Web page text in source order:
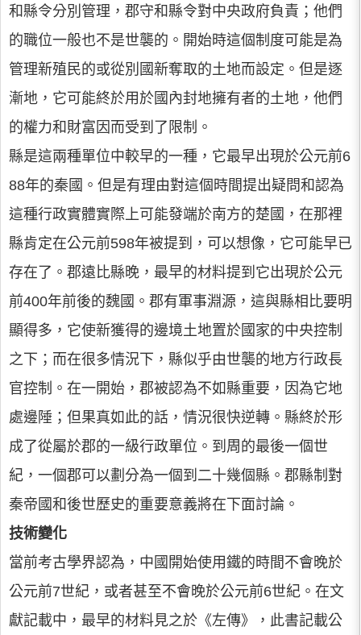
和縣令分別管理，郡守和縣令對中央政府負責；他們
的職位一般也不是世襲的。開始時這個制度可能是為
管理新殖民的或從別國新奪取的土地而設定。但是逐
漸地，它可能終於用於國內封地擁有者的土地，他們
的權力和財富因而受到了限制。
縣是這兩種單位中較早的一種，它最早出現於公元前6
88年的秦國。但是有理由對這個時間提出疑問和認為
這種行政實體實際上可能發端於南方的楚國，在那裡
縣肯定在公元前598年被提到，可以想像，它可能早已
存在了。郡遠比縣晚，最早的材料提到它出現於公元
前400年前後的魏國。郡有軍事淵源，這與縣相比要明
顯得多，它使新獲得的邊境土地置於國家的中央控制
之下；而在很多情況下，縣似乎由世襲的地方行政長
官控制。在一開始，郡被認為不如縣重要，因為它地
處邊陲；但果真如此的話，情況很快逆轉。縣終於形
成了從屬於郡的一級行政單位。到周的最後一個世
紀，一個郡可以劃分為一個到二十幾個縣。郡縣制對
秦帝國和後世歷史的重要意義將在下面討論。
技術變化
當前考古學界認為，中國開始使用鐵的時間不會晚於
公元前7世紀，或者甚至不會晚於公元前6世紀。在文
獻記載中，最早的材料見之於《左傳》，此書記載公